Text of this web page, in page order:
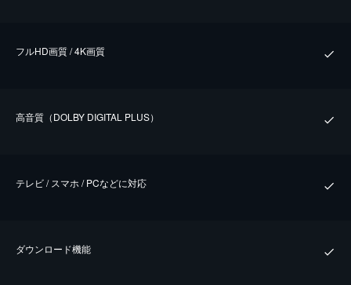
フルHD画質 / 4K画質
⾼⾳質（DOLBY DIGITAL PLUS）
テレビ / スマホ / PCなどに対応
ダウンロード機能